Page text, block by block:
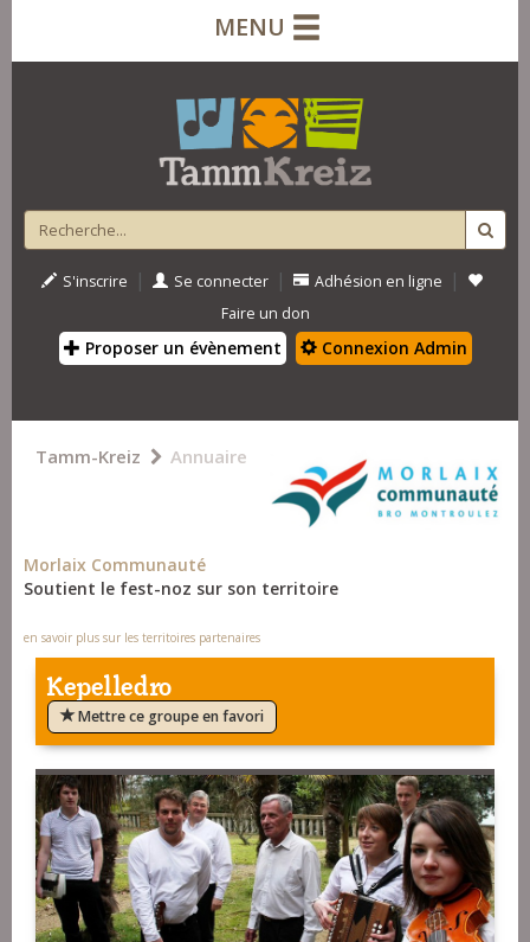
MENU
S'inscrire | Se connecter | Adhésion en ligne |
Faire un don
Proposer un évènement Connexion Admin
Tamm-Kreiz Annuaire
Morlaix Communauté
Soutient le fest-noz sur son territoire
en savoir plus sur les territoires partenaires
Kepelledro
Mettre ce groupe en favori